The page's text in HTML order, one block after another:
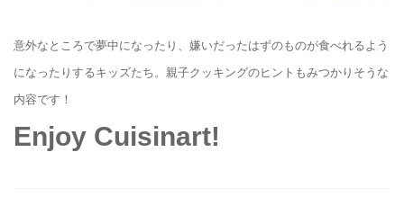
意外なところで夢中になったり、嫌いだったはずのものが食べれるよう
になったりするキッズたち。親子クッキングのヒントもみつかりそうな
内容です！
Enjoy Cuisinart!